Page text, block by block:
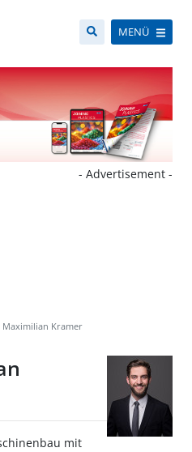
MENÜ
- Advertisement -
Maximilian Kramer
mit